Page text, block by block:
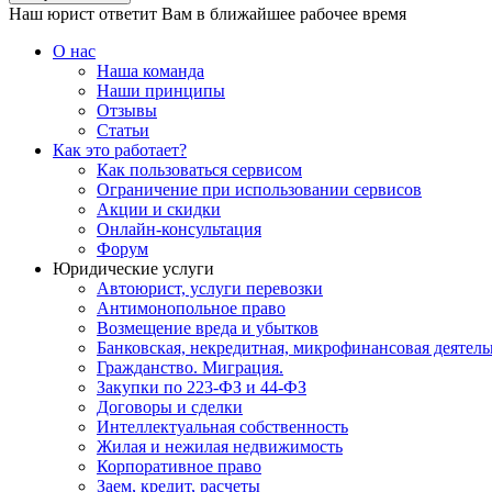
Наш юрист ответит Вам в ближайшее рабочее время
О нас
Наша команда
Наши принципы
Отзывы
Статьи
Как это работает?
Как пользоваться сервисом
Ограничение при использовании сервисов
Акции и скидки
Онлайн-консультация
Форум
Юридические услуги
Автоюрист, услуги перевозки
Антимонопольное право
Возмещение вреда и убытков
Банковская, некредитная, микрофинансовая
Гражданство. Миграция.
Закупки по 223-ФЗ и 44-ФЗ
Договоры и сделки
Интеллектуальная собственность
Жилая и нежилая недвижимость
Корпоративное право
Заем, кредит, расчеты